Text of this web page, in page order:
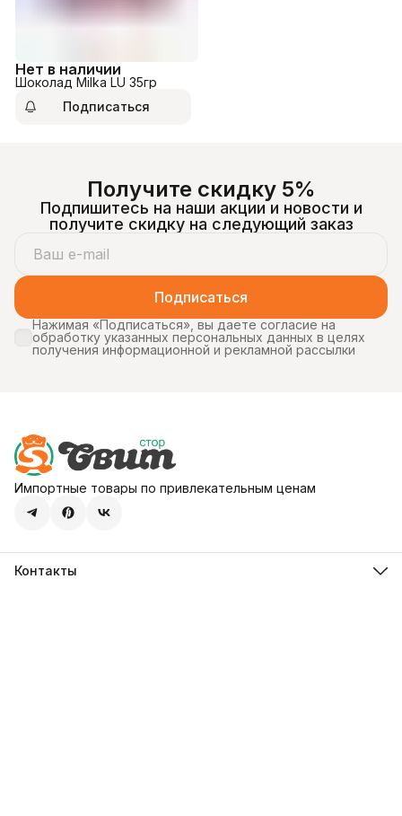
Нет в наличии
Шоколад Milka LU 35гр
Подписаться
Получите скидку 5%
Подпишитесь на наши акции и новости и
получите скидку на следующий заказ
Подписаться
Нажимая «Подписаться», вы даете согласие на
обработку указанных персональных данных в целях
получения информационной и рекламной рассылки
Импортные товары по привлекательным ценам
Контакты